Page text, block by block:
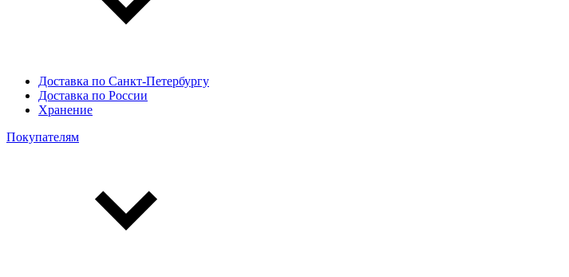
Доставка по Санкт-Петербургу
Доставка по России
Хранение
Покупателям